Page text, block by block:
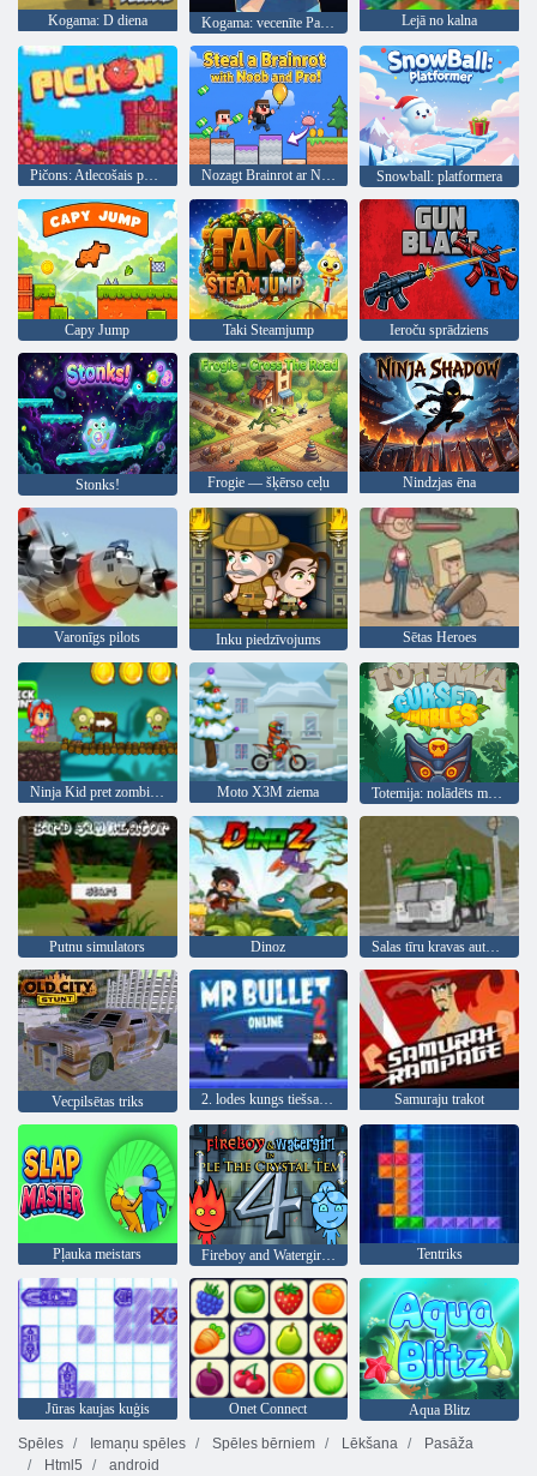
Kogama: D diena Kogama: vecenīte Parkour Lejā no kalna
Pičons: Atlecošais putns Nozagt Brainrot ar Noob un Pro! Snowball: platformera
Capy Jump Taki Steamjump Ieroču sprādziens
Stonks! Frogie — šķērso ceļu Nindzjas ēna
Varonīgs pilots Inku piedzīvojums Sētas Heroes
Ninja Kid pret zombijiem Moto X3M ziema Totemija: nolādēts marmors
Putnu simulators Dinoz Salas tīru kravas automašīnu atkritumu sim
Vecpilsētas triks 2. lodes kungs tiešsaistē Samuraju trakot
Pļauka meistars Fireboy and Watergirl 4: Kristāla templis Tentriks
Jūras kaujas kuģis Onet Connect
Aqua Blitz
Spēles
Iemaņu spēles Spēles bērniem Lēkšana
Pasāža
Html5
android